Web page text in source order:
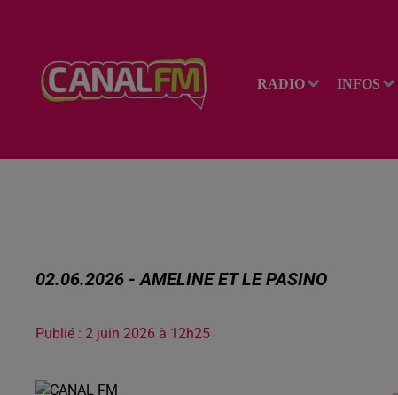
RADIO INFOS
02.06.2026 - AMELINE ET LE PASINO
Publié : 2 juin 2026 à 12h25